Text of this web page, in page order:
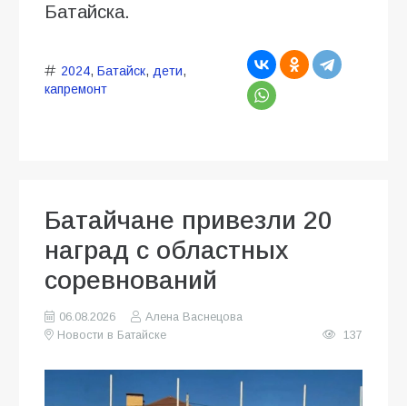
Батайска.
2024, Батайск, дети,
капремонт
Батайчане привезли 20
наград с областных
соревнований
06.08.2026
Алена Васнецова
Новости в Батайске
137